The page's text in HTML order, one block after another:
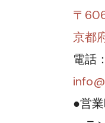
〒
京都
電話
●営